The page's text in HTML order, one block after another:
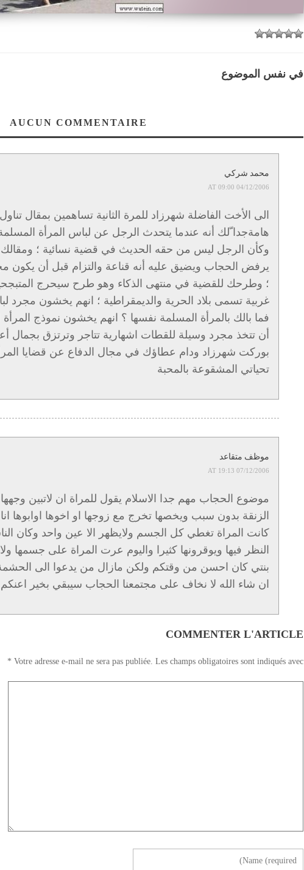
في نفس الموضوع
AUCUN COMMENTAIRE
محمد شركي
04/12/2006 AT 09:00
الى الأخت الفاضلة شهرزاد للمرة الثانية تساهمين بمقال
هامةجدا ّلك أنه عندما يتحدث الرجل عن لباس المرأة
وكأن الرجل ليس من حقه الحديث في قضية نسائية ؛ ومقالك
يرفض الحجاب ويضيق عليه أنه قناعة والتزام قبل أن يكون
؛ وطرحك للقضية في منتهى الذكاء وهو طرح سيحرج
غربية تسمى بلاد الحرية والديمقراطية ؛ انهم يخشون مجرد
فما بالك بالمرأة المسلمة نفسها ؟ انهم يخشون نموذج المرأة
أن تتخذ مجرد وسيلة للقطات اشهارية تتاجر وترتزق بجمال
بوركت شهرزاد ودام عطاؤك في مجال الدفاع عن قضايا
تحياتي المشقوعة بالمحبة
موظف متقاعد
07/12/2006 AT 19:13
موضوع الحجاب مهم جدا الاسلام يقول للمراة ان لاتبين
الزنقة بدون سبب ويخصها تخرج مع زوجها او اخوها اوابوها
كانت المراة تغطي كل الجسم ولايظهر الا عين واحد وكان
النظر فيها ويوقرونها كثيرا واليوم عرت المراة على جسمها ولا
بنتي كان احسن من وقتكم ولكن مازال من يدعوا الى الحشمة
ان شاء الله لا نخاف على مجتمعنا الحجاب سيبقي بخير اعنكم
COMMENTER L'ARTICLE
Votre adresse e-mail ne sera pas publiée. Les champs obligatoires sont indiqués avec
*